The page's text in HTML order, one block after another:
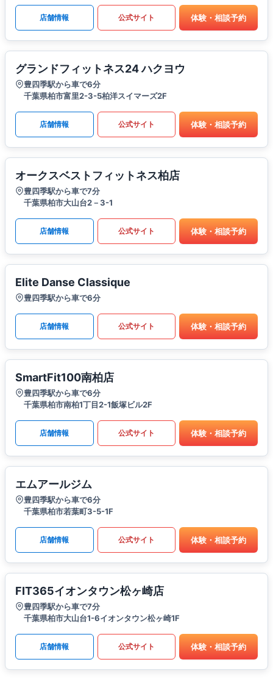
店舗情報 公式サイト 体験・相談予約
グランドフィットネス24 ハクヨウ
豊四季駅から車で6分
千葉県柏市富里2-3-5柏洋スイマーズ2F
店舗情報 公式サイト 体験・相談予約
オークスベストフィットネス柏店
豊四季駅から車で7分
千葉県柏市大山台2－3-1
店舗情報 公式サイト 体験・相談予約
Elite Danse Classique
豊四季駅から車で6分
店舗情報 公式サイト 体験・相談予約
SmartFit100南柏店
豊四季駅から車で6分
千葉県柏市南柏1丁目2-1飯塚ビル2F
店舗情報 公式サイト 体験・相談予約
エムアールジム
豊四季駅から車で6分
千葉県柏市若葉町3-5-1F
店舗情報 公式サイト 体験・相談予約
FIT365イオンタウン松ヶ崎店
豊四季駅から車で7分
千葉県柏市大山台1-6イオンタウン松ヶ崎1F
店舗情報 公式サイト 体験・相談予約